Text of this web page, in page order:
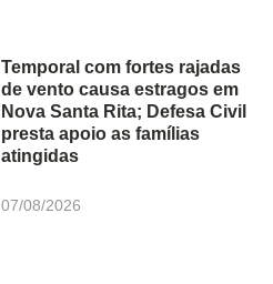
Temporal com fortes rajadas
de vento causa estragos em
Nova Santa Rita; Defesa Civil
presta apoio as famílias
atingidas
07/08/2026